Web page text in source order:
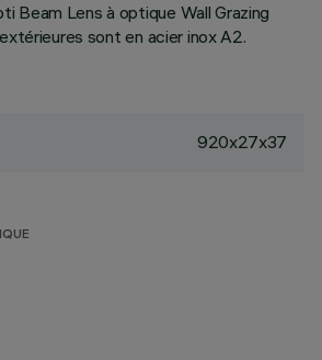
Beam Lens à optique Wall Grazing
sont en acier inox A2.
920x27x37